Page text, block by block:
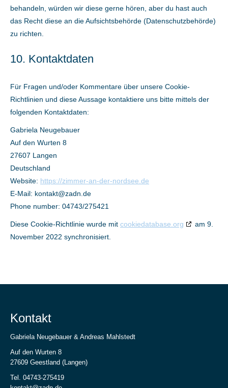
behandeln, würden wir diese gerne hören, aber du hast auch
das Recht diese an die Aufsichtsbehörde (Datenschutzbehörde)
zu richten.
10. Kontaktdaten
Für Fragen und/oder Kommentare über unsere Cookie-
Richtlinien und diese Aussage kontaktiere uns bitte mittels der
folgenden Kontaktdaten:
Gabriela Neugebauer
Auf den Wurten 8
27607 Langen
Deutschland
Website: https://zimmer-an-der-nordsee.de
E-Mail: kontakt@zadn.de
Phone number: 04743/275421
Diese Cookie-Richtlinie wurde mit cookiedatabase.org
am 9.
November 2022 synchronisiert.
Kontakt
Gabriela Neugebauer & Andreas Mahlstedt
Auf den Wurten 8
27609 Geestland (Langen)
Tel. 04743-275419